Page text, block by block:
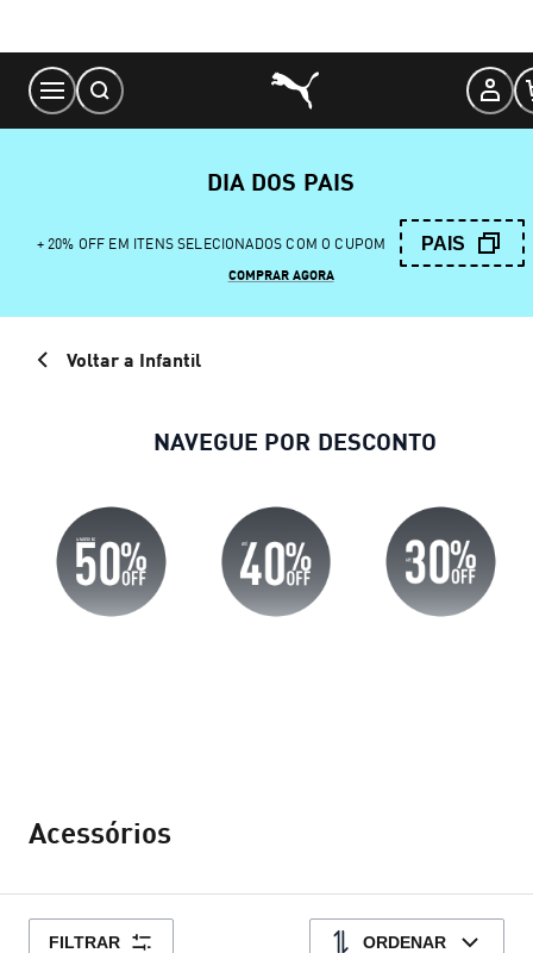
Content
DIA DOS PAIS
+ 20% OFF EM ITENS SELECIONADOS COM O CUPOM PAIS
COMPRAR AGORA
Voltar a Infantil
NAVEGUE POR DESCONTO
Acessórios
FILTRAR ORDENAR